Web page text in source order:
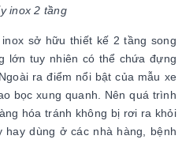
inox 2 tầng
sở hữu thiết kế 2 tầng song
lớn tuy nhiên có thể chứa đựng
ra điểm nổi bật của mẫu xe
bọc xung quanh. Nên quá trình
hóa tránh không bị rơi ra khỏi
dùng ở các nhà hàng, bệnh